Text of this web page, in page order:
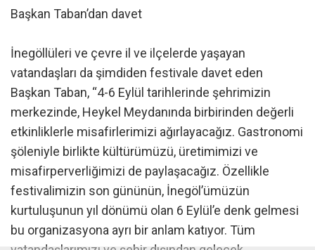
Başkan Taban’dan davet
İnegöllüleri ve çevre il ve ilçelerde yaşayan
vatandaşları da şimdiden festivale davet eden
Başkan Taban, “4-6 Eylül tarihlerinde şehrimizin
merkezinde, Heykel Meydanında birbirinden değerli
etkinliklerle misafirlerimizi ağırlayacağız. Gastronomi
şöleniyle birlikte kültürümüzü, üretimimizi ve
misafirperverliğimizi de paylaşacağız. Özellikle
festivalimizin son gününün, İnegöl’ümüzün
kurtuluşunun yıl dönümü olan 6 Eylül’e denk gelmesi
bu organizasyona ayrı bir anlam katıyor. Tüm